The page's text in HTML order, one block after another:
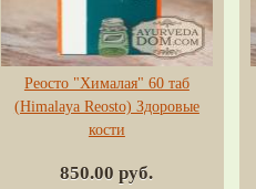
Реосто "Хималая" 60 таб
(Himalaya Reosto) Здоровые
кости
850.00 руб.